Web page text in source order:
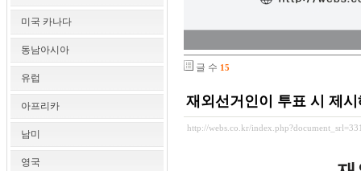
미국 카나다
동남아시아
유럽
아프리카
남미
영국
글 수 15
재외선거인이 투표 시 제
http://webs.co.kr/